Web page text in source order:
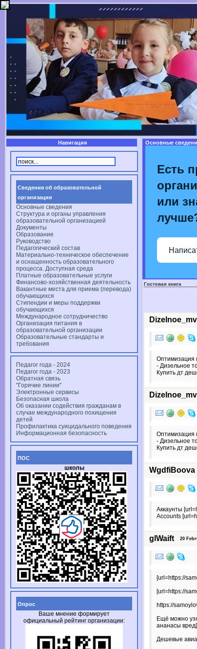
Навигация
Сведения об образовательной
организации
Основные сведения
Структура и органы управления
образовательной организацией
Документы
Образование
Руководство
Педагогический состав
Материально-техническое обеспечение
и оснащенность образовательного
процесса. Доступная среда
Платные образовательные услуги
Финансово-хозяйственная деятельность
Вакантные места для приема (перевода)
обучающихся
Стипендии и меры поддержки
обучающихся
Международное сотрудничество
Организация питания в
образовательной организации
Образовательные стандарты и
требования
Педагог года - 2024
Педагог года - 2023
Обратная связь
"Горячие линии"
Электронные сервисы
Безопасная школа
Об оказании содействия гражданам в
случае международного похищения
детей
Профилактика суицидального поведения
Информационная безопасность
ПОС
школы
Опрос
Ваше мнение формирует
официальный рейтинг организации:
Основные
Есть
или
Гостевая книга
Оптимизация
- Дизельное
Купить дт
Оптимизация
- Дизельное
Купить дт
WgdfiBoova
Аккаунты
Accounts
glWaift 20
[url=https://
[url=https://
https://
Ещё можно
ананасы
Дешевые